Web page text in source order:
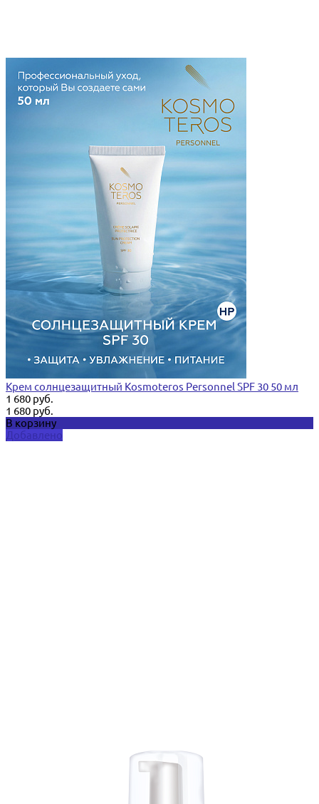
Крем солнцезащитный Kosmoteros Personnel SPF 30 50 мл
1 680 руб.
1 680 руб.
В корзину
Добавлено